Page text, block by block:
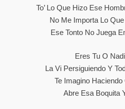
To’ Lo Que Hizo Ese
No Me Importa Lo
Ese Tonto No Juega
Eres Tu O
La Vi Persiguiendo Y
Te Imagino
Abre Esa Boquita